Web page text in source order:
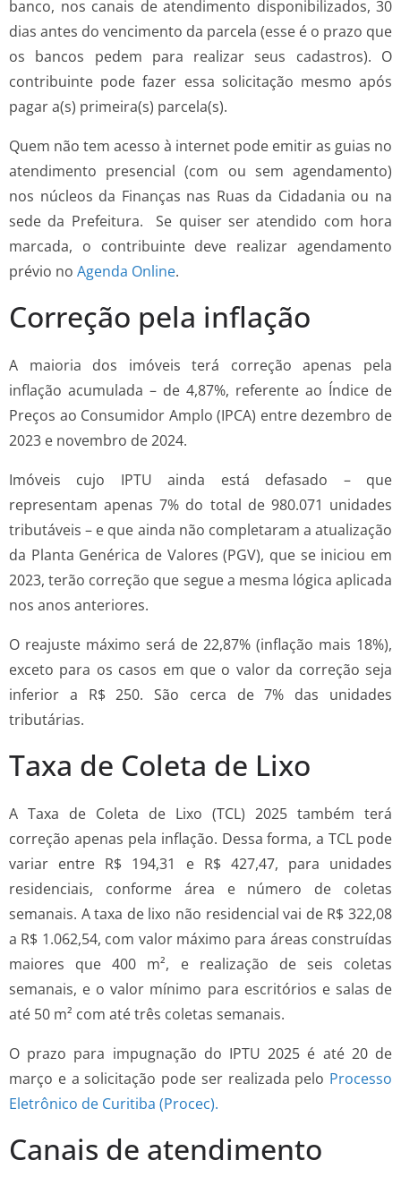
banco, nos canais de atendimento disponibilizados, 30
dias antes do vencimento da parcela (esse é o prazo que
os bancos pedem para realizar seus cadastros). O
contribuinte pode fazer essa solicitação mesmo após
pagar a(s) primeira(s) parcela(s).
Quem não tem acesso à internet pode emitir as guias no
atendimento presencial (com ou sem agendamento)
nos núcleos da Finanças nas Ruas da Cidadania ou na
sede da Prefeitura. Se quiser ser atendido com hora
marcada, o contribuinte deve realizar agendamento
prévio no Agenda Online.
Correção pela inflação
A maioria dos imóveis terá correção apenas pela
inflação acumulada – de 4,87%, referente ao Índice de
Preços ao Consumidor Amplo (IPCA) entre dezembro de
2023 e novembro de 2024.
Imóveis cujo IPTU ainda está defasado – que
representam apenas 7% do total de 980.071 unidades
tributáveis – e que ainda não completaram a atualização
da Planta Genérica de Valores (PGV), que se iniciou em
2023, terão correção que segue a mesma lógica aplicada
nos anos anteriores.
O reajuste máximo será de 22,87% (inflação mais 18%),
exceto para os casos em que o valor da correção seja
inferior a R$ 250. São cerca de 7% das unidades
tributárias.
Taxa de Coleta de Lixo
A Taxa de Coleta de Lixo (TCL) 2025 também terá
correção apenas pela inflação. Dessa forma, a TCL pode
variar entre R$ 194,31 e R$ 427,47, para unidades
residenciais, conforme área e número de coletas
semanais. A taxa de lixo não residencial vai de R$ 322,08
a R$ 1.062,54, com valor máximo para áreas construídas
maiores que 400 m², e realização de seis coletas
semanais, e o valor mínimo para escritórios e salas de
até 50 m² com até três coletas semanais.
O prazo para impugnação do IPTU 2025 é até 20 de
março e a solicitação pode ser realizada pelo Processo
Eletrônico de Curitiba (Procec).
Canais de atendimento